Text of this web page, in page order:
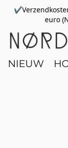
euro
NIEUW